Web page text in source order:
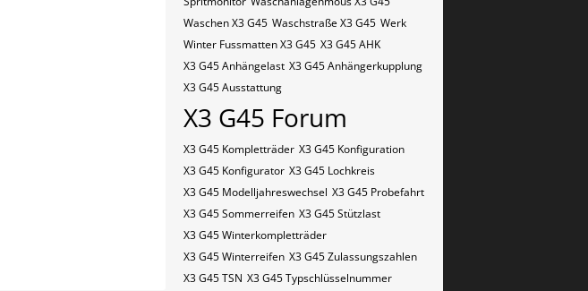
Waschen X3 G45 Waschstraße X3 G45 Werk
Winter Fussmatten X3 G45 X3 G45 AHK
X3 G45 Anhängelast X3 G45 Anhängerkupplung
X3 G45 Ausstattung
X3 G45 Forum
X3 G45 Kompletträder X3 G45 Konfiguration
X3 G45 Konfigurator X3 G45 Lochkreis
X3 G45 Modelljahreswechsel X3 G45 Probefahrt
X3 G45 Sommerreifen X3 G45 Stützlast
X3 G45 Winterkompletträder
X3 G45 Winterreifen X3 G45 Zulassungszahlen
X3 G45​​​​ TSN X3 G45​​​​ Typschlüsselnummer